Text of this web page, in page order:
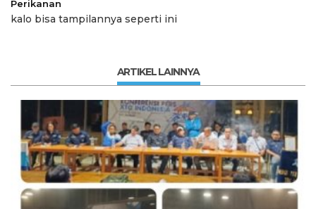
Perikanan
kalo bisa tampilannya seperti ini
ARTIKEL LAINNYA